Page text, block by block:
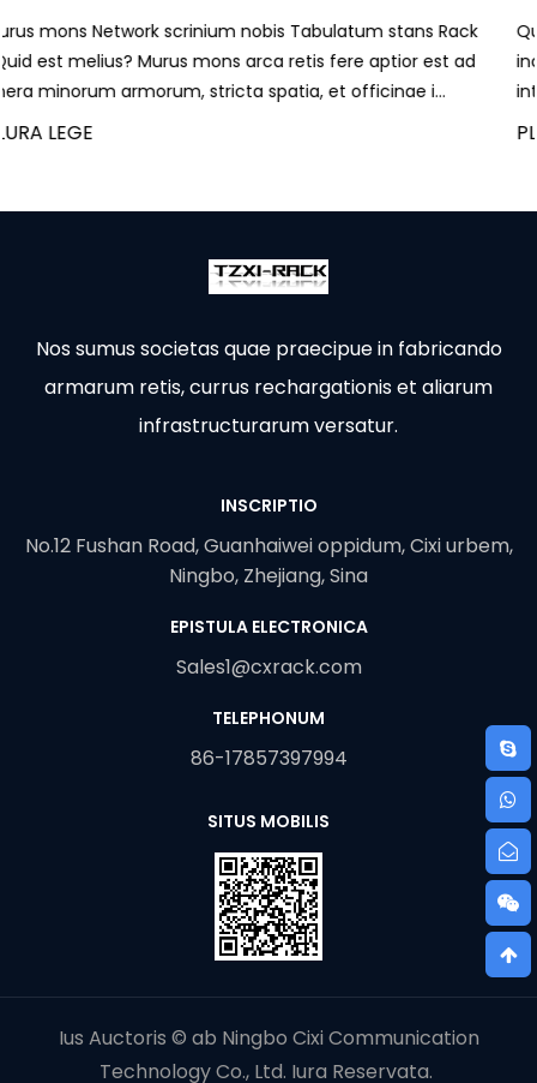
stans Rack
est ad
i...
Quid est? dato scrinium A præcipiens
inclusa repositione aptata cum singularum
internis decursibus, cables canalibus et
Nos sumus societas quae praecipue in fabricando
armarum retis, currus rechargationis et aliarum
infrastructurarum versatur.
INSCRIPTIO
No.12 Fushan Road, Guanhaiwei oppidum, Cixi urbem,
Ningbo, Zhejiang, Sina
EPISTULA ELECTRONICA
Sales1@cxrack.com
TELEPHONUM
86-17857397994
SITUS MOBILIS
Ius Auctoris © ab Ningbo Cixi Communication
Technology Co., Ltd. Iura Reservata.